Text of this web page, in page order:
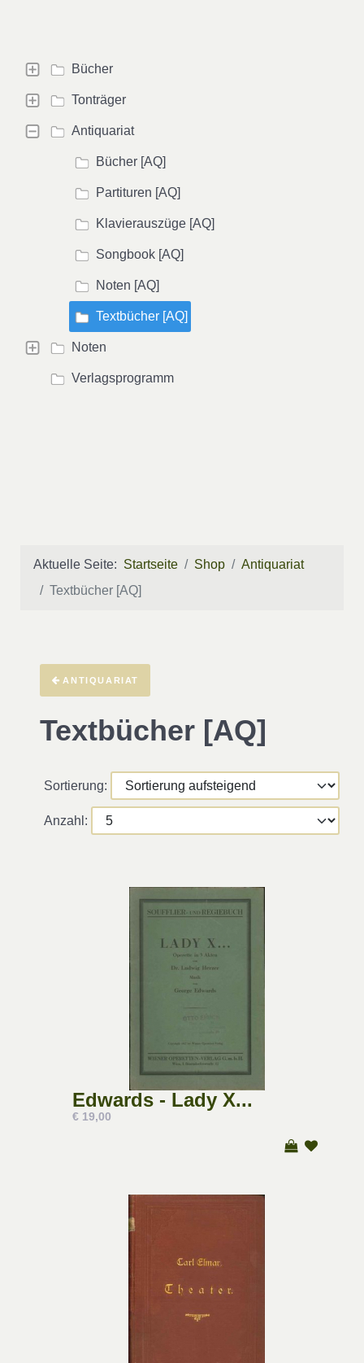
Bücher
Tonträger
Antiquariat
Bücher [AQ]
Partituren [AQ]
Klavierauszüge [AQ]
Songbook [AQ]
Noten [AQ]
Textbücher [AQ]
Noten
Verlagsprogramm
Aktuelle Seite: Startseite Shop
Antiquariat
Textbücher [AQ]
ANTIQUARIAT
Textbücher [AQ]
Sortierung:
Anzahl:
Edwards - Lady X...
€ 19,00